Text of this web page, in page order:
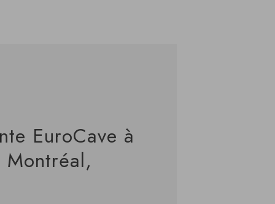
EuroCave à
Montréal,